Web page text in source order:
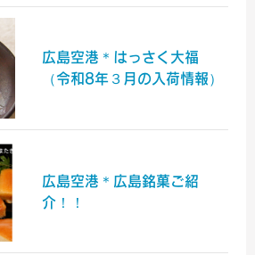
広島空港＊はっさく大福
（令和8年３月の入荷情報）
広島空港＊広島銘菓ご紹
介！！